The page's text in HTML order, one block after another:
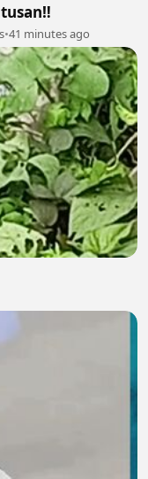
•41 minutes ago